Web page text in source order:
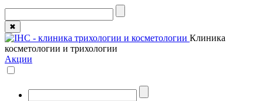
✖
Клиника
косметологии и трихологии
Акции